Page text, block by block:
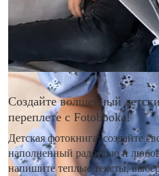
Создайте волшебный
переплете с Fotobooka!
Детская фотокнига: создайте
наполненный радостью и
напишите теплые тексты,